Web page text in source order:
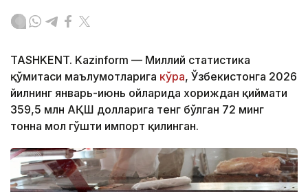
TASHKENT. Kazinform — Миллий статистика
қўмитаси маълумотларига кўра, Ўзбекистонга 2026
йилнинг январь-июнь ойларида хориждан қиймати
359,5 млн АҚШ долларига тенг бўлган 72 минг
тонна мол гўшти импорт қилинган.